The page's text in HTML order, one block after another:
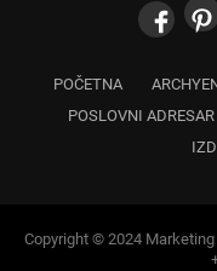
POČETNA
POSLOVNI ADRESAR
Copyright © 2024